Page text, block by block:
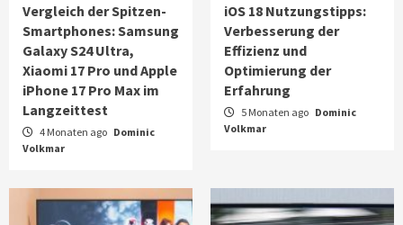
Vergleich der Spitzen-
Smartphones: Samsung
Galaxy S24 Ultra,
Xiaomi 17 Pro und Apple
iPhone 17 Pro Max im
Langzeittest
4 Monaten ago Dominic
Volkmar
iOS 18 Nutzungstipps:
Verbesserung der
Effizienz und
Optimierung der
Erfahrung
5 Monaten ago Dominic
Volkmar